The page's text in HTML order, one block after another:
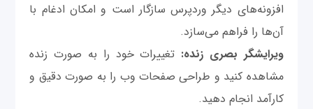
افزونه‌های دیگر وردپرس سازگار است و امکان ادغام با
آن‌ها را فراهم می‌سازد.
ویرایشگر بصری زنده: تغییرات خود را به صورت زنده
مشاهده کنید و طراحی صفحات وب را به صورت دقیق و
کارآمد انجام دهید.